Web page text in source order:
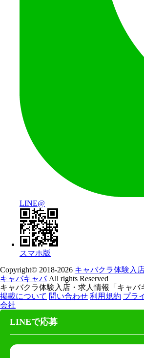
LINE@
スマホ版
Copyright© 2018-2026 キャバクラ体験入
キャバキャバAll rights Reserved
キャバクラ体験入店・求人情報「キャバ
掲載について 問い合わせ 利用規約 プラ
会社
LINEで応募